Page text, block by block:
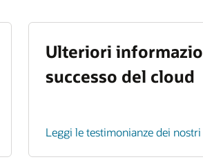
Ulteriori
successo del cloud
Leggi le testimonianze dei